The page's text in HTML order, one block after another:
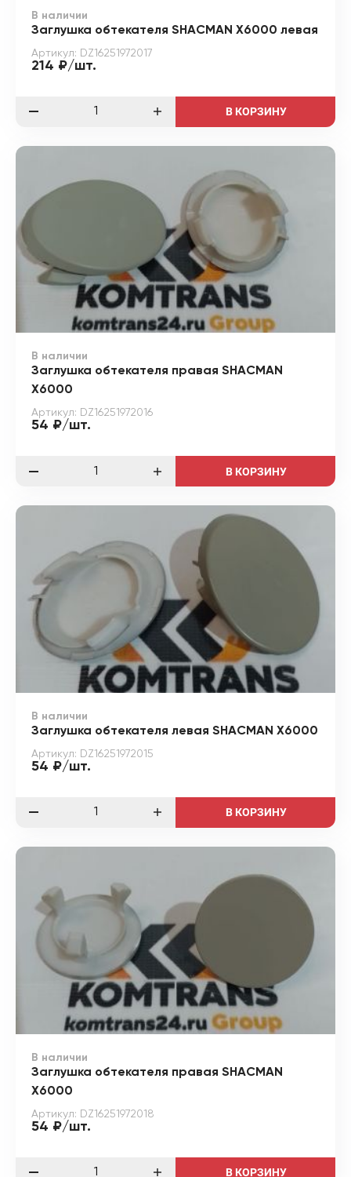
В наличии
Заглушка обтекателя SHACMAN X6000 левая
Артикул: DZ16251972017
214 ₽/шт.
В КОРЗИНУ
В наличии
Заглушка обтекателя правая SHACMAN
X6000
Артикул: DZ16251972016
54 ₽/шт.
В КОРЗИНУ
В наличии
Заглушка обтекателя левая SHACMAN X6000
Артикул: DZ16251972015
54 ₽/шт.
В КОРЗИНУ
В наличии
Заглушка обтекателя правая SHACMAN
X6000
Артикул: DZ16251972018
54 ₽/шт.
В КОРЗИНУ